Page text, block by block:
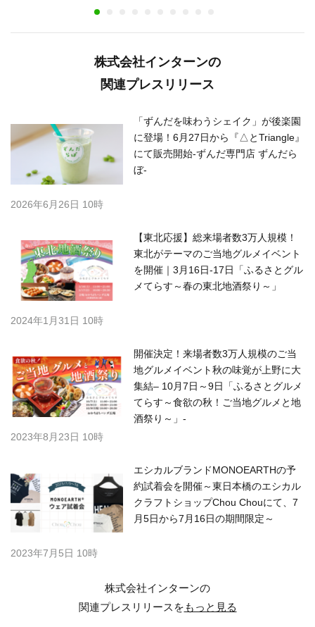
株式会社インターンの
関連プレスリリース
「ずんだを味わうシェイク」が後楽園
に登場！6月27日から『△とTriangle』
にて販売開始-ずんだ専門店 ずんだら
ぼ-
2026年6月26日 10時
【東北応援】総来場者数3万人規模！
東北がテーマのご当地グルメイベント
を開催｜3月16日-17日「ふるさとグル
メてらす～春の東北地酒祭り～」
2024年1月31日 10時
開催決定！来場者数3万人規模のご当
地グルメイベント秋の味覚が上野に大
集結– 10月7日～9日「ふるさとグルメ
てらす～食欲の秋！ご当地グルメと地
酒祭り～」-
2023年8月23日 10時
エシカルブランドMONOEARTHの予
約試着会を開催～東日本橋のエシカル
クラフトショップChou Chouにて、7
月5日から7月16日の期間限定～
2023年7月5日 10時
株式会社インターンの
関連プレスリリースをもっと見る